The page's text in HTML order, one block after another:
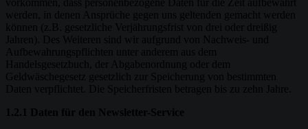
vorkommen, dass personenbezogene Daten für die Zeit aufbewahrt
werden, in denen Ansprüche gegen uns geltenden gemacht werden
können (z.B. gesetzliche Verjährungsfrist von drei oder dreißig
Jahren). Des Weiteren sind wir aufgrund von Nachweis- und
Aufbewahrungspflichten unter anderem aus dem
Handelsgesetzbuch, der Abgabenordnung oder dem
Geldwäschegesetz gesetzlich zur Speicherung von bestimmten
Daten verpflichtet. Die Speicherfristen betragen bis zu zehn Jahre.
1.2.1 Daten für den Newsletter-Service